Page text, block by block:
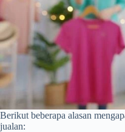
Berikut beberapa alasan
jualan: